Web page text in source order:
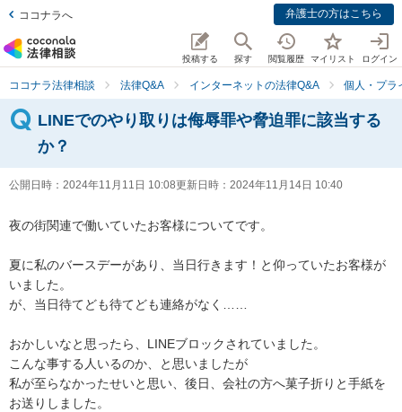
ココナラへ 弁護士の方はこちら
投稿する 探す 閲覧履歴 マイリスト ログイン
ココナラ法律相談 法律Q&A インターネットの法律Q&A 個人・プラ
LINEでのやり取りは侮辱罪や脅迫罪に該当する
か？
公開日時： 2024年11月11日 10:08更新日時： 2024年11月14日 10:40
夜の街関連で働いていたお客様についてです。
夏に私のバースデーがあり、当日行きます！と仰っていたお客様が
いました。
が、当日待てども待てども連絡がなく……
おかしいなと思ったら、LINEブロックされていました。
こんな事する人いるのか、と思いましたが
私が至らなかったせいと思い、後日、会社の方へ菓子折りと手紙を
お送りしました。